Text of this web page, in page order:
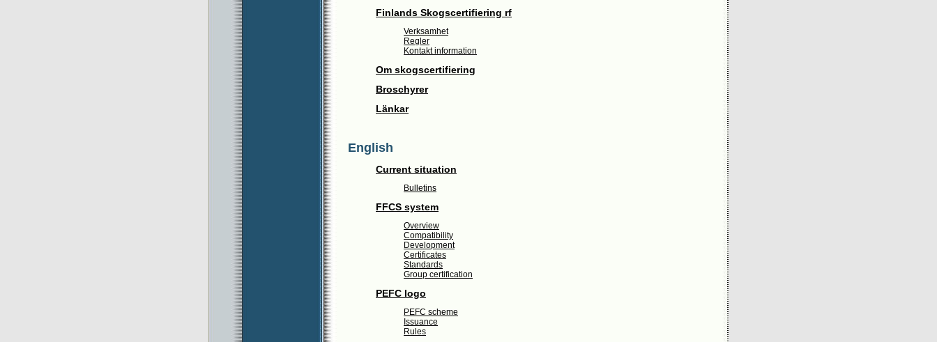
Finlands Skogscertifiering rf
Verksamhet
Regler
Kontakt information
Om skogscertifiering
Broschyrer
Länkar
English
Current situation
Bulletins
FFCS system
Overview
Compatibility
Development
Certificates
Standards
Group certification
PEFC logo
PEFC scheme
Issuance
Rules